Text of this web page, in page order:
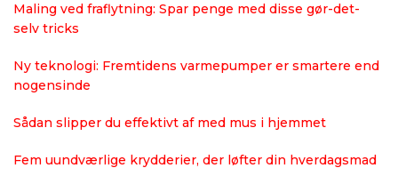
Maling ved fraflytning: Spar penge med disse gør-det-
selv tricks
Ny teknologi: Fremtidens varmepumper er smartere end
nogensinde
Sådan slipper du effektivt af med mus i hjemmet
Fem uundværlige krydderier, der løfter din hverdagsmad